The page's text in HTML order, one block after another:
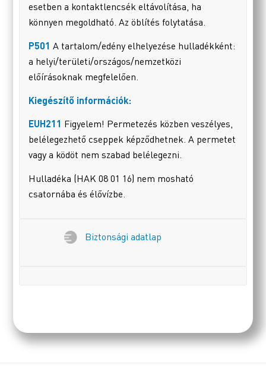
esetben a kontaktlencsék eltávolítása, ha
könnyen megoldható. Az öblítés folytatása.
P501 A tartalom/edény elhelyezése hulladékként:
a helyi/területi/országos/nemzetközi
előírásoknak megfelelően.
Kiegészítő információk:
EUH211 Figyelem! Permetezés közben veszélyes,
belélegezhető cseppek képződhetnek. A permetet
vagy a ködöt nem szabad belélegezni.
Hulladéka (HAK 08 01 16) nem mosható
csatornába és élővízbe.
Biztonsági adatlap